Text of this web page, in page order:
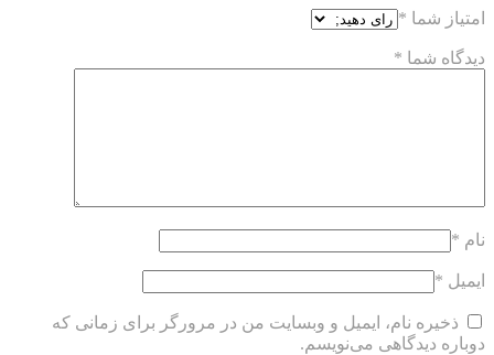
امتیاز شما *
دیدگاه شما *
نام *
ایمیل *
ذخیره نام، ایمیل و وبسایت من در مرورگر برای زمانی که
دوباره دیدگاهی می‌نویسم.